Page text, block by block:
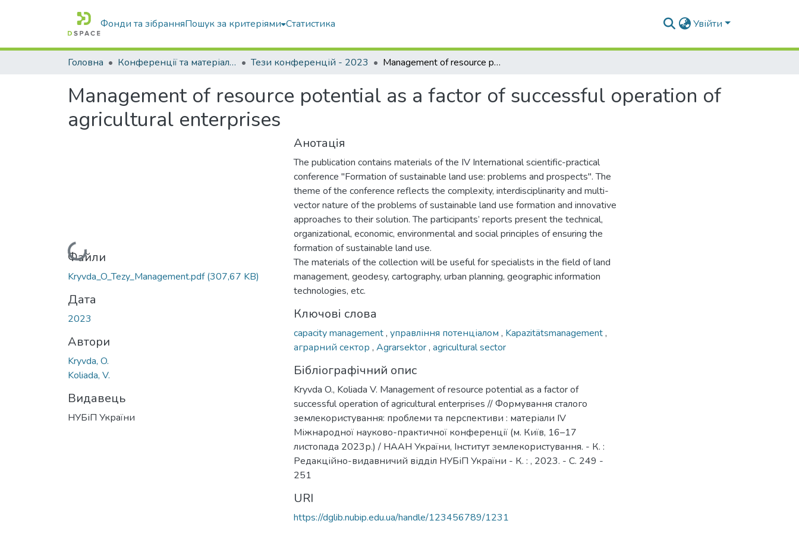
Фонди та зібранняПошук за критеріями Статистика Увійти
Головна Конференції та матеріали конференцій Тези конференцій - 2023 Management of resource potential as a factor of successful operation of agricultural enterprises
Management of resource potential as a factor of successful operation of
agricultural enterprises
Вантажиться...
Файли
Kryvda_O_Tezy_Management.pdf(307,67 KB)
Дата
2023
Автори
Kryvda, O.
Koliada, V.
Видавець
НУБіП України
Анотація
The publication contains materials of the IV International scientific-practical
conference "Formation of sustainable land use: problems and prospects". The
theme of the conference reflects the complexity, interdisciplinarity and multi-
vector nature of the problems of sustainable land use formation and innovative
approaches to their solution. The participants’ reports present the technical,
organizational, economic, environmental and social principles of ensuring the
formation of sustainable land use.
The materials of the collection will be useful for specialists in the field of land
management, geodesy, cartography, urban planning, geographic information
technologies, etc.
Ключові слова
capacity management, управління потенціалом , Kapazitätsmanagement,
аграрний сектор , Agrarsektor, agricultural sector
Бібліографічний опис
Kryvda O., Koliada V. Management of resource potential as a factor of
successful operation of agricultural enterprises // Формування сталого
землекористування: проблеми та перспективи : матеріали ІV
Міжнародної науково-практичної конференції (м. Київ, 16–17
листопада 2023р.) / НААН України, Інститут землекористування. - К. :
Редакційно-видавничий відділ НУБіП України - К. : , 2023. - С. 249 -
251
URI
https://dglib.nubip.edu.ua/handle/123456789/1231